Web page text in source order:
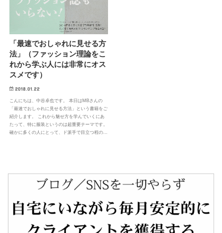
「最速でおしゃれに見せる方
法」（ファッション理論をこ
れから学ぶ人には非常にオス
スメです）
2018.01.22
こんにちは、中谷卓也です。 本日はMBさんの
「最速でおしゃれに見せる方法」という書籍をご
紹介します。 これから魅せ方を学んでいくにあ
たって、特に服装というのは超重要テーマです。
確かに多くの人にとって、ド派手で目立つ程の…